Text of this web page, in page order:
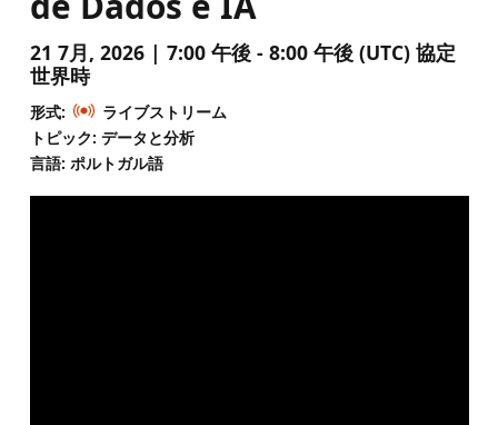
21 7月, 2026 | 7:00 午後 - 8:00 午後 (UTC) 協定
世界時
形式:
ライブストリーム
トピック: データと分析
言語: ポルトガル語